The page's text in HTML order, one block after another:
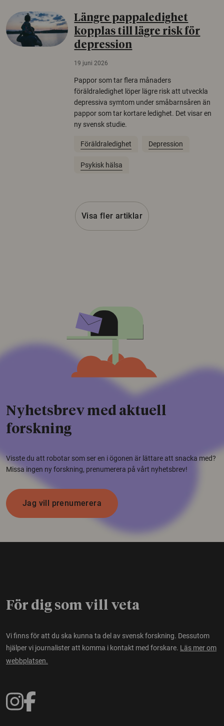
Längre pappaledighet
kopplas till lägre risk för
depression
19 juni 2026
Pappor som tar flera månaders
föräldraledighet löper lägre risk att utveckla
depressiva symtom under småbarnsåren än
pappor som tar kortare ledighet. Det visar en
ny svensk studie.
Föräldraledighet Depression
Psykisk hälsa
Visa fler artiklar
Nyhetsbrev med aktuell
forskning
Visste du att robotar som ser en i ögonen är lättare att snacka med?
Missa ingen ny forskning, prenumerera på vårt nyhetsbrev!
Jag vill prenumerera
För dig som vill veta
Vi finns för att du ska kunna ta del av svensk forskning. Dessutom
hjälper vi journalister att komma i kontakt med forskare. Läs mer om
webbplatsen.